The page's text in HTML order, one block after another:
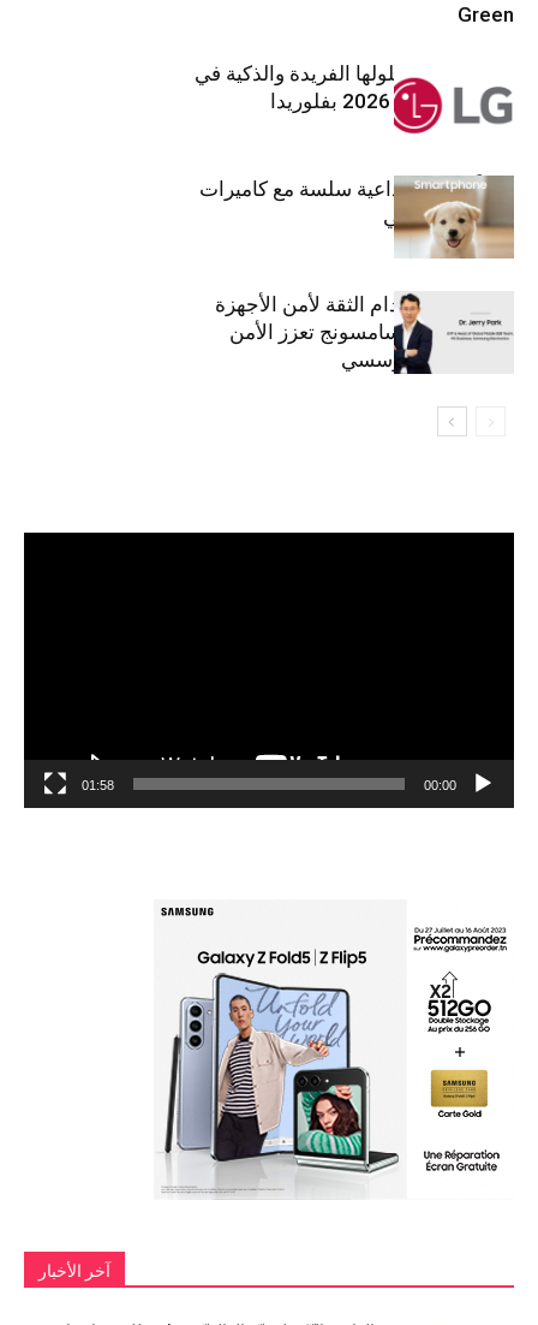
Green
إل جي تقدم حلولها الفريدة والذكية في
معرض (KBIS) 2026 بفلوريدا
قريباً: تجربة إبداعية سلسة مع كاميرات
أجهزة جالاكسي
استراتيجية انعدام الثقة لأمن الأجهزة
المحمولة من سامسونج تعزز الأمن
السيبراني المؤسسي
00:00
01:58
آخر الأخبار